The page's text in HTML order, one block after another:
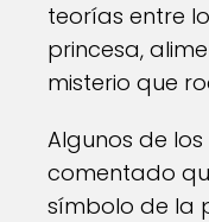
teorías entre
princesa,
misterio que
Algunos de
comentado
símbolo de la